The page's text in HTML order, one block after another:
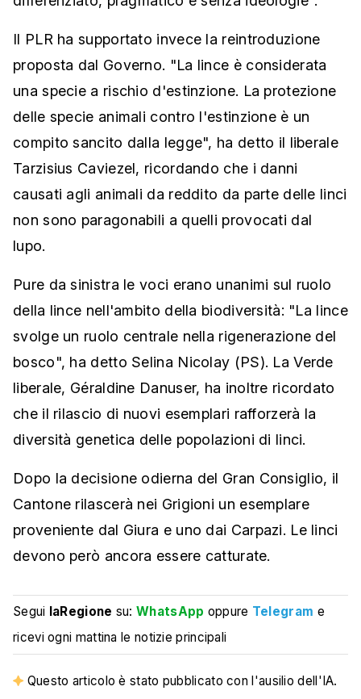
Il PLR ha supportato invece la reintroduzione
proposta dal Governo. "La lince è considerata
una specie a rischio d'estinzione. La protezione
delle specie animali contro l'estinzione è un
compito sancito dalla legge", ha detto il liberale
Tarzisius Caviezel, ricordando che i danni
causati agli animali da reddito da parte delle linci
non sono paragonabili a quelli provocati dal
lupo.
Pure da sinistra le voci erano unanimi sul ruolo
della lince nell'ambito della biodiversità: "La lince
svolge un ruolo centrale nella rigenerazione del
bosco", ha detto Selina Nicolay (PS). La Verde
liberale, Géraldine Danuser, ha inoltre ricordato
che il rilascio di nuovi esemplari rafforzerà la
diversità genetica delle popolazioni di linci.
Dopo la decisione odierna del Gran Consiglio, il
Cantone rilascerà nei Grigioni un esemplare
proveniente dal Giura e uno dai Carpazi. Le linci
devono però ancora essere catturate.
Segui laRegione su:WhatsApp oppure Telegram e
ricevi ogni mattina le notizie principali
Questo articolo è stato pubblicato con l'ausilio dell'IA.